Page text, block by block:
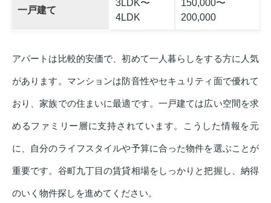
一戸建て
3LDK〜
4LDK
150,000〜
200,000
アパートは比較的安価で、初めて一人暮らしをする方に人気
があります。マンションは防音性やセキュリティ面で優れて
おり、家族での住まいに最適です。一戸建ては広い空間を求
めるファミリー層に支持されています。こうした情報を元
に、自分のライフスタイルや予算に合った物件を選ぶことが
重要です。谷町九丁目の賃貸相場をしっかりと把握し、納得
のいく物件探しを進めてください。